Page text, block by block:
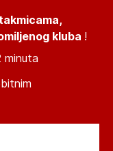
kluba !
minuta